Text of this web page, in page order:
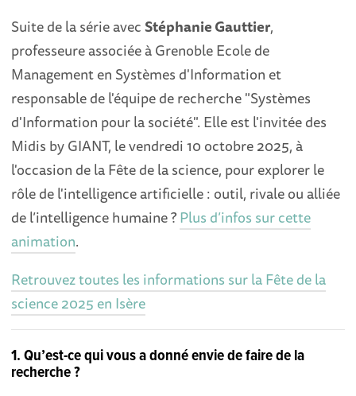
Suite de la série avecStéphanie Gauttier,
professeure associée à Grenoble Ecole de
Management en Systèmes d'Information et
responsable de l'équipe de recherche "Systèmes
d'Information pour la société". Elle est l'invitée des
Midis by GIANT, le vendredi 10 octobre 2025, à
l'occasion de la Fête de la science, pour explorer le
rôle de l'intelligence artificielle : outil, rivale ou alliée
de l’intelligence humaine ?Plus d’infos sur cette
animation.
Retrouvez toutes les informations sur la Fête de la
science 2025 en Isère
1. Qu’est-ce qui vous a donné envie de faire de la
recherche ?